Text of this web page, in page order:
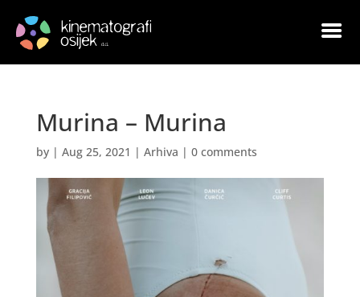
Murina – Murina
by | Aug 25, 2021 | Arhiva | 0 comments